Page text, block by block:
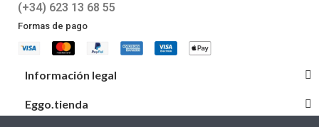
(+34) 623 13 68 55
Formas de pago
Información legal
Eggo.tienda